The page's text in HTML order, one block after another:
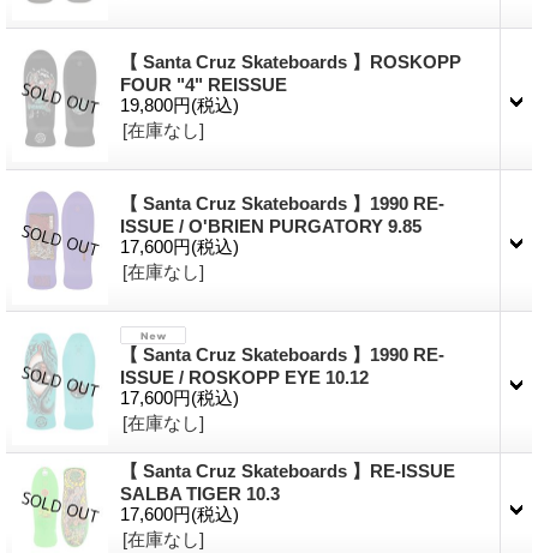
【 Santa Cruz Skateboards 】ROSKOPP
FOUR "4" REISSUE
19,800円(税込)
[在庫なし]
【 Santa Cruz Skateboards 】1990 RE-
ISSUE / O'BRIEN PURGATORY 9.85
17,600円(税込)
[在庫なし]
【 Santa Cruz Skateboards 】1990 RE-
ISSUE / ROSKOPP EYE 10.12
17,600円(税込)
[在庫なし]
【 Santa Cruz Skateboards 】RE-ISSUE
SALBA TIGER 10.3
17,600円(税込)
[在庫なし]